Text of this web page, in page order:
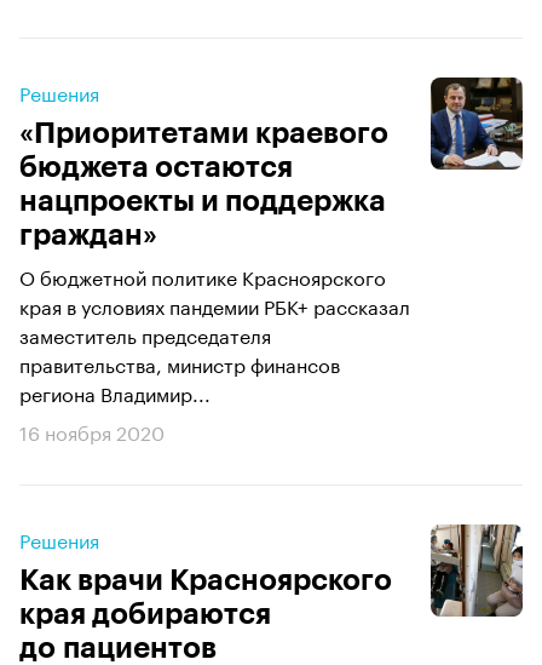
Решения
«Приоритетами краевого
бюджета остаются
нацпроекты и поддержка
граждан»
О бюджетной политике Красноярского
края в условиях пандемии РБК+ рассказал
заместитель председателя
правительства, министр финансов
региона Владимир...
16 ноября 2020
Решения
Как врачи Красноярского
края добираются
до пациентов